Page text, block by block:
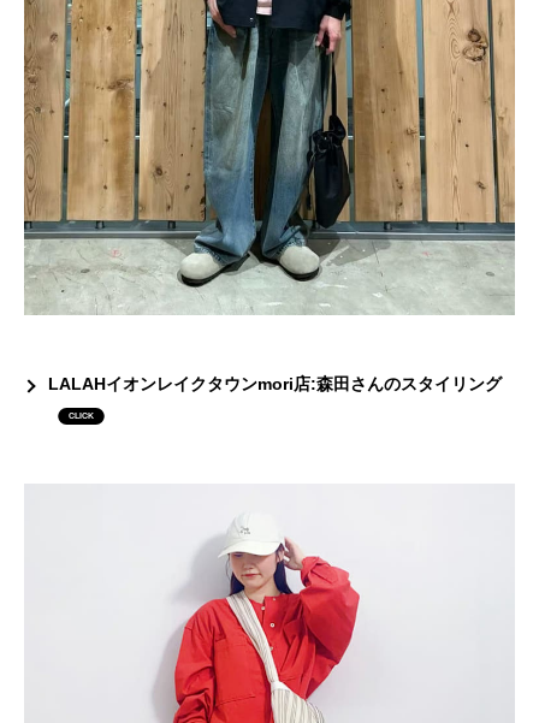
LALAHイオンレイクタウンmori店:森田さんのスタイリング